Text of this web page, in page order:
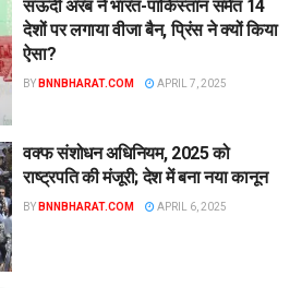
सऊदी अरब ने भारत-पाकिस्तान समेत 14
देशों पर लगाया वीजा बैन, प्रिंस ने क्यों किया
ऐसा?
BY BNNBHARAT.COM APRIL 7, 2025
वक्फ संशोधन अधिनियम, 2025 को
राष्ट्रपति की मंजूरी; देश में बना नया कानून
BY BNNBHARAT.COM APRIL 6, 2025